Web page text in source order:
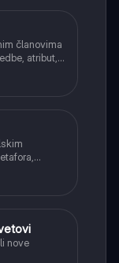
članovima
atribut,
i
nove